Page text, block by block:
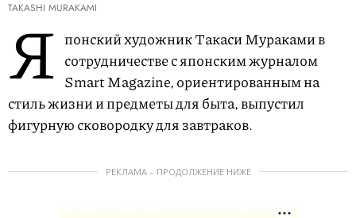
TAKASHI MURAKAMI
Я понский художник Такаси Мураками в
сотрудничестве с японским журналом
Smart Magazine, ориентированным на
стиль жизни и предметы для быта, выпустил
фигурную сковородку для завтраков.
РЕКЛАМА – ПРОДОЛЖЕНИЕ НИЖЕ